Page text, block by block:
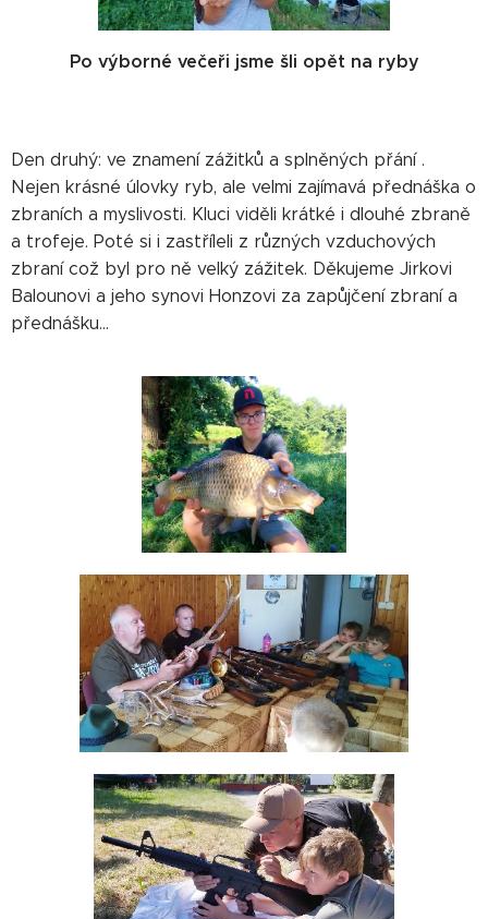
Po výborné večeři jsme šli opět na ryby
Den druhý: ve znamení zážitků a splněných přání .
Nejen krásné úlovky ryb, ale velmi zajímavá přednáška o
zbraních a myslivosti. Kluci viděli krátké i dlouhé zbraně
a trofeje. Poté si i zastříleli z různých vzduchových
zbraní což byl pro ně velký zážitek. Děkujeme Jirkovi
Balounovi a jeho synovi Honzovi za zapůjčení zbraní a
přednášku...